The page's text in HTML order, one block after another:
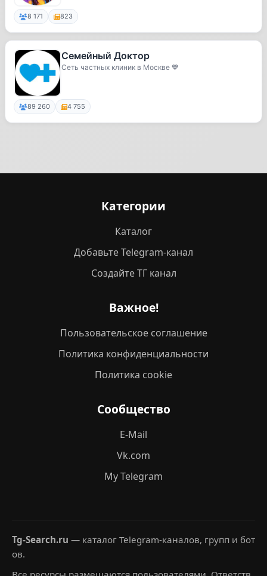
8 171 823
Семейный Доктор
Сеть частных клиник в Москве 💙
89 260 4 755
Категории
Каталог
Добавьте Telegram-канал
Создайте ТГ канал
Важное!
Пользовательское соглашение
Политика конфиденциальности
Политика cookie
Сообщество
E-Mail
Vk.com
My Telegram
Tg-Search.ru — каталог Telegram-каналов, групп и бот
ов.